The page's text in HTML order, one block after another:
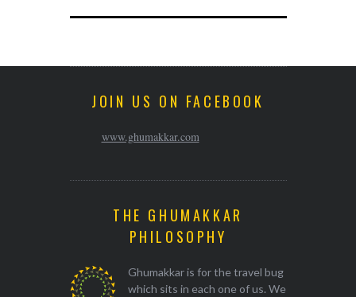
JOIN US ON FACEBOOK
www.ghumakkar.com
THE GHUMAKKAR
PHILOSOPHY
Ghumakkar is for the travel bug
which sits in each one of us. We